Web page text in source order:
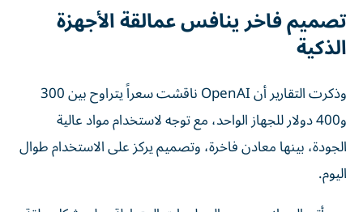
تصميم فاخر ينافس عمالقة الأجهزة
الذكية
وذكرت التقارير أن OpenAI ناقشت سعراً يتراوح بين 300
و400 دولار للجهاز الواحد، مع توجه لاستخدام مواد عالية
الجودة، بينها معادن فاخرة، وتصميم يركز على الاستخدام طوال
اليوم.